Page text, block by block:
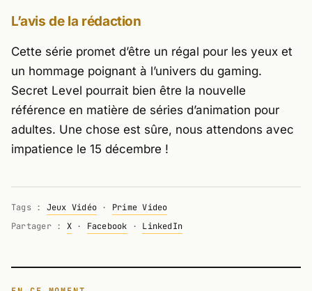
L’avis de la rédaction
Cette série promet d’être un régal pour les yeux et
un hommage poignant à l’univers du gaming.
Secret Level pourrait bien être la nouvelle
référence en matière de séries d’animation pour
adultes. Une chose est sûre, nous attendons avec
impatience le 15 décembre !
Tags : Jeux Vidéo · Prime Video
Partager : X· Facebook · LinkedIn